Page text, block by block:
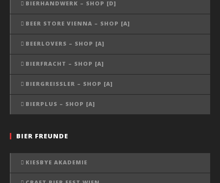
BIERHANDWERK – SHOP [D]
BEER STORE VIENNA – SHOP [A]
BEERLOVERS – SHOP [A]
BIERFRACHT – SHOP [A]
BIERGREISSLER – SHOP [A]
BIERPLUS – SHOP [A]
BIER FREUNDE
KIESBYE AKADEMIE